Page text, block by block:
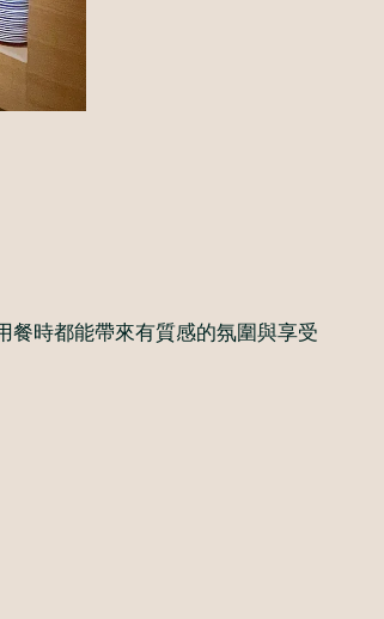
餐時都能帶來有質感的氛圍與享受